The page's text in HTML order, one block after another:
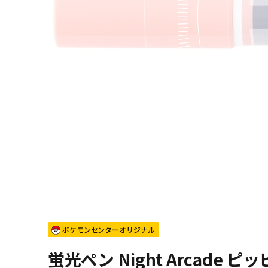
ポケモンセンターオリジナル
蛍光ペン Night Arcade ピッ